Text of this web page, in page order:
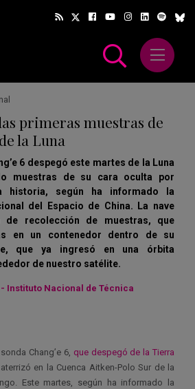
Abrir
primeras muestras de
la Luna
6 despegó este martes de la Luna
muestras de su cara oculta por
historia, según ha informado la
del Espacio de China. La nave
de recolección de muestras, que
en un contenedor dentro de su
que ya ingresó en una órbita
de nuestro satélite.
Instituto Nacional de Técnica
Chang’e 6, que despegó de la Tierra
en la Cuenca Aitken-Polo Sur de la
Este martes, según ha informado la